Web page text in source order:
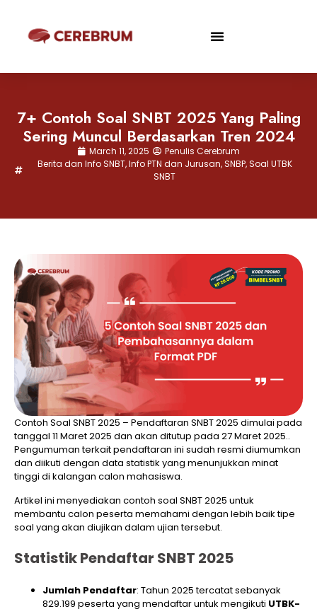
7+ Contoh Soal SNBT 2025 Yang Paling
Sering Muncul Berdasarkan Tren 2024
March 11, 2025
Penulis Cerebrum
Berita dan Info SNBT,Info PTN dan Jurusan,SNBP,Soal UTBK
SNBT
Contoh Soal SNBT 2025 – Pendaftaran SNBT 2025 dimulai pada
tanggal 11 Maret 2025 dan akan ditutup pada 27 Maret 2025..
Pengumuman terkait pendaftaran ini sudah resmi diumumkan
dan diikuti dengan data statistik yang menunjukkan minat
tinggi di kalangan calon mahasiswa.
Artikel ini menyediakan contoh soal SNBT 2025 untuk
membantu calon peserta memahami dengan lebih baik tipe
soal yang akan diujikan dalam ujian tersebut.
Statistik Pendaftar SNBT 2025
Jumlah Pendaftar: Tahun 2025 tercatat sebanyak
829.199 peserta yang mendaftar untuk mengikuti UTBK-